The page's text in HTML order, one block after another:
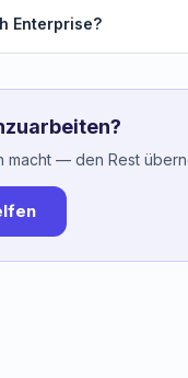
Enterprise?
macht — den Rest